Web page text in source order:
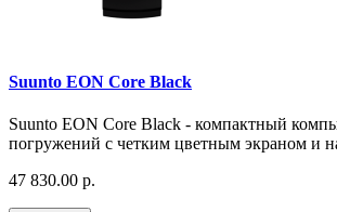
Suunto EON Core Black
Suunto EON Core Black - компактный
погружений с четким цветным экраном и
47 830.00 р.